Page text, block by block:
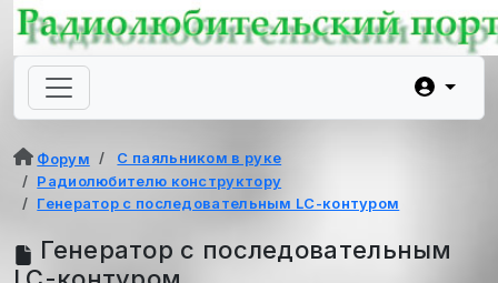
Форум
С паяльником в руке
Радиолюбителю конструктору
Генератор с последовательным LC-контуром
Генератор с последовательным